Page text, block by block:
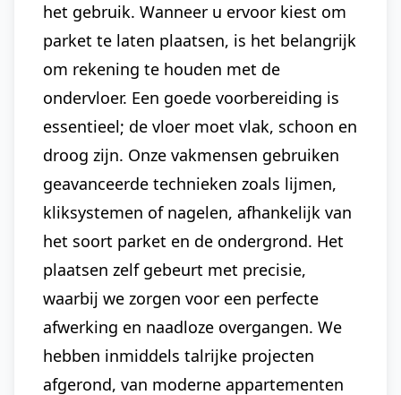
het gebruik. Wanneer u ervoor kiest om
parket te laten plaatsen, is het belangrijk
om rekening te houden met de
ondervloer. Een goede voorbereiding is
essentieel; de vloer moet vlak, schoon en
droog zijn. Onze vakmensen gebruiken
geavanceerde technieken zoals lijmen,
kliksystemen of nagelen, afhankelijk van
het soort parket en de ondergrond. Het
plaatsen zelf gebeurt met precisie,
waarbij we zorgen voor een perfecte
afwerking en naadloze overgangen. We
hebben inmiddels talrijke projecten
afgerond, van moderne appartementen